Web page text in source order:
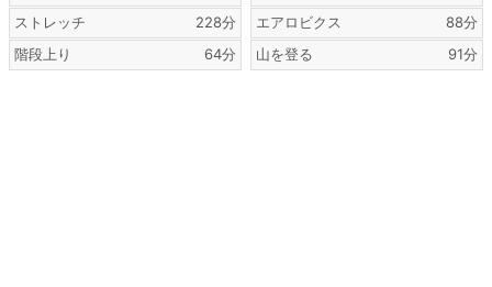
ストレッチ
228分
階段上り
64分
エアロビクス
88分
山を登る
91分